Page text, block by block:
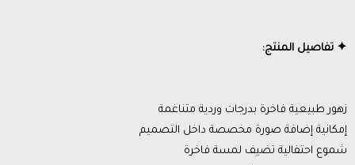
✦ تفاصيل المنتج:
زهور طبيعية فاخرة بدرجات وردية متناغمة
إمكانية إضافة صورة مخصصة داخل التصميم
شموع احتفالية تضيف لمسة فاخرة